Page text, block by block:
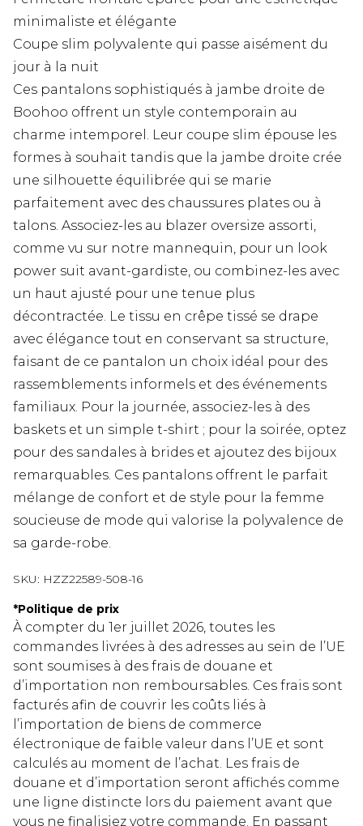
minimaliste et élégante
Coupe slim polyvalente qui passe aisément du
jour à la nuit
Ces pantalons sophistiqués à jambe droite de
Boohoo offrent un style contemporain au
charme intemporel. Leur coupe slim épouse les
formes à souhait tandis que la jambe droite crée
une silhouette équilibrée qui se marie
parfaitement avec des chaussures plates ou à
talons. Associez-les au blazer oversize assorti,
comme vu sur notre mannequin, pour un look
power suit avant-gardiste, ou combinez-les avec
un haut ajusté pour une tenue plus
décontractée. Le tissu en crêpe tissé se drape
avec élégance tout en conservant sa structure,
faisant de ce pantalon un choix idéal pour des
rassemblements informels et des événements
familiaux. Pour la journée, associez-les à des
baskets et un simple t-shirt ; pour la soirée, optez
pour des sandales à brides et ajoutez des bijoux
remarquables. Ces pantalons offrent le parfait
mélange de confort et de style pour la femme
soucieuse de mode qui valorise la polyvalence de
sa garde-robe.
SKU: HZZ22589-508-16
*Politique de prix
À compter du 1er juillet 2026, toutes les
commandes livrées à des adresses au sein de l’UE
sont soumises à des frais de douane et
d’importation non remboursables. Ces frais sont
facturés afin de couvrir les coûts liés à
l’importation de biens de commerce
électronique de faible valeur dans l’UE et sont
calculés au moment de l’achat. Les frais de
douane et d’importation seront affichés comme
une ligne distincte lors du paiement avant que
vous ne finalisiez votre commande. En passant